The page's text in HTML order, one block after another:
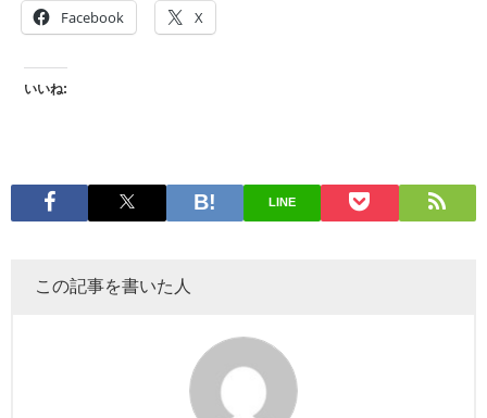
Facebook X
いいね:
LINE
この記事を書いた人